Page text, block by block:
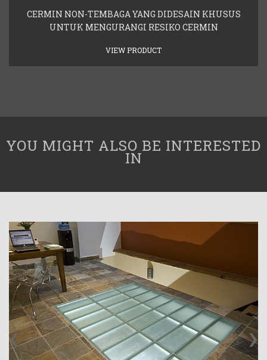
CERMIN NON-TEMBAGA YANG DIDESAIN KHUSUS
UNTUK MENGURANGI RESIKO CERMIN
VIEW PRODUCT
YOU MIGHT ALSO BE INTERESTED
IN
‹ ›